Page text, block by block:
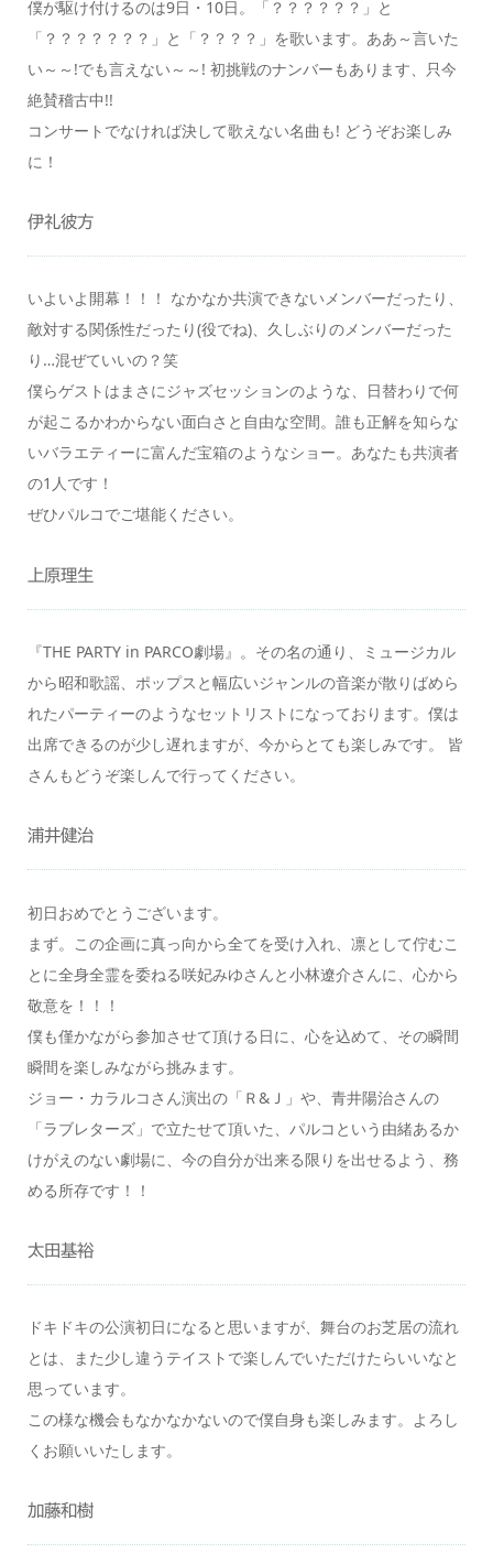
僕が駆け付けるのは9日・10日。「？？？？？？」と
「？？？？？？？」と「？？？？」を歌います。ああ～言いた
い～～!でも言えない～～! 初挑戦のナンバーもあります、只今
絶賛稽古中!!
コンサートでなければ決して歌えない名曲も! どうぞお楽しみ
に！
伊礼彼方
いよいよ開幕！！！ なかなか共演できないメンバーだったり、
敵対する関係性だったり(役でね)、久しぶりのメンバーだった
り…混ぜていいの？笑
僕らゲストはまさにジャズセッションのような、日替わりで何
が起こるかわからない面白さと自由な空間。誰も正解を知らな
いバラエティーに富んだ宝箱のようなショー。あなたも共演者
の1人です！
ぜひパルコでご堪能ください。
上原理生
『THE PARTY in PARCO劇場』。その名の通り、ミュージカル
から昭和歌謡、ポップスと幅広いジャンルの音楽が散りばめら
れたパーティーのようなセットリストになっております。僕は
出席できるのが少し遅れますが、今からとても楽しみです。 皆
さんもどうぞ楽しんで行ってください。
浦井健治
初日おめでとうございます。
まず。この企画に真っ向から全てを受け入れ、凛として佇むこ
とに全身全霊を委ねる咲妃みゆさんと小林遼介さんに、心から
敬意を！！！
僕も僅かながら参加させて頂ける日に、心を込めて、その瞬間
瞬間を楽しみながら挑みます。
ジョー・カラルコさん演出の「Ｒ&Ｊ」や、青井陽治さんの
「ラブレターズ」で立たせて頂いた、パルコという由緒あるか
けがえのない劇場に、今の自分が出来る限りを出せるよう、務
める所存です！！
太田基裕
ドキドキの公演初日になると思いますが、舞台のお芝居の流れ
とは、また少し違うテイストで楽しんでいただけたらいいなと
思っています。
この様な機会もなかなかないので僕自身も楽しみます。よろし
くお願いいたします。
加藤和樹